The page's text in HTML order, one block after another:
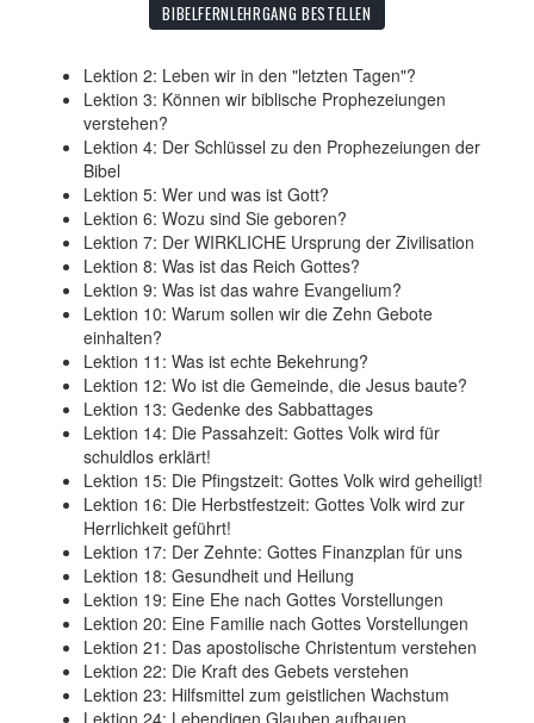
BIBELFERNLEHRGANG BESTELLEN
Lektion 2: Leben wir in den "letzten Tagen"?
Lektion 3: Können wir biblische Prophezeiungen
verstehen?
Lektion 4: Der Schlüssel zu den Prophezeiungen der
Bibel
Lektion 5: Wer und was ist Gott?
Lektion 6: Wozu sind Sie geboren?
Lektion 7: Der WIRKLICHE Ursprung der Zivilisation
Lektion 8: Was ist das Reich Gottes?
Lektion 9: Was ist das wahre Evangelium?
Lektion 10: Warum sollen wir die Zehn Gebote
einhalten?
Lektion 11: Was ist echte Bekehrung?
Lektion 12: Wo ist die Gemeinde, die Jesus baute?
Lektion 13: Gedenke des Sabbattages
Lektion 14: Die Passahzeit: Gottes Volk wird für
schuldlos erklärt!
Lektion 15: Die Pfingstzeit: Gottes Volk wird geheiligt!
Lektion 16: Die Herbstfestzeit: Gottes Volk wird zur
Herrlichkeit geführt!
Lektion 17: Der Zehnte: Gottes Finanzplan für uns
Lektion 18: Gesundheit und Heilung
Lektion 19: Eine Ehe nach Gottes Vorstellungen
Lektion 20: Eine Familie nach Gottes Vorstellungen
Lektion 21: Das apostolische Christentum verstehen
Lektion 22: Die Kraft des Gebets verstehen
Lektion 23: Hilfsmittel zum geistlichen Wachstum